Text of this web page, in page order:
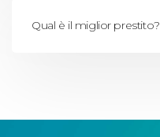
Qual è il miglior prestito?